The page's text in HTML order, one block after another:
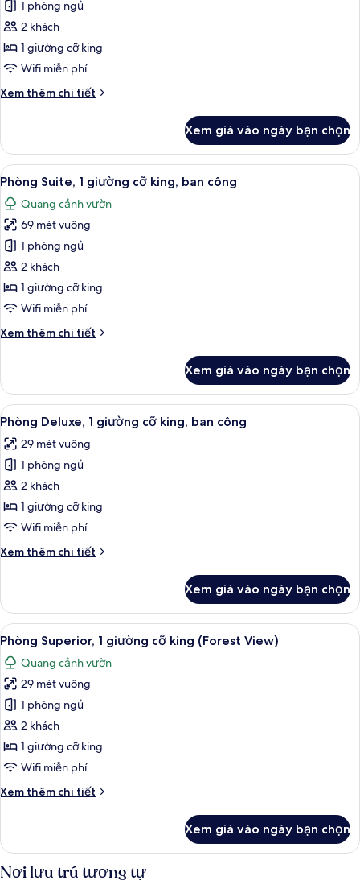
(Karura
Forest
View)
ảnh
Phòng
Deluxe,
1
cỡ
1 phòng ngủ
2 khách
1 giường cỡ king
Wifi miễn phí
Xem thêm chi tiết
Chi
Phòng
Deluxe,
1
giường
cỡ
king
Xem giá vào ngày bạn chọn
Xem
tất
cả
ảnh
Phòng
Suite,
1
giường
king,
Phòng Suite, 1 giường cỡ king, ban
11
Phòng Suite, 1 giường cỡ king, ban công
Quang cảnh vườn
69 mét vuông
1 phòng ngủ
2 khách
1 giường cỡ king
Wifi miễn phí
Xem thêm chi tiết
Chi
Phòng
Suite,
1
giường
cỡ
king,
công
Xem giá vào ngày bạn chọn
Xem
tất
cả
ảnh
Phòng
Deluxe,
1
cỡ
công
Phòng Deluxe, 1 giường cỡ king,
6
Phòng Deluxe, 1 giường cỡ king, ban công
29 mét vuông
1 phòng ngủ
2 khách
1 giường cỡ king
Wifi miễn phí
Xem thêm chi tiết
Chi
Phòng
Deluxe,
1
giường
cỡ
king,
ban
công
Xem giá vào ngày bạn chọn
Xem
tất
cả
ảnh
Phòng
Superior,
1
giường
king
Phòng Superior, 1 giường cỡ king
5
Phòng Superior, 1 giường cỡ king (Forest View)
Quang cảnh vườn
29 mét vuông
1 phòng ngủ
2 khách
1 giường cỡ king
Wifi miễn phí
Xem thêm chi tiết
Chi
Phòng
Superior,
1
Xem giá vào ngày bạn chọn
Nơi lưu trú tương tự